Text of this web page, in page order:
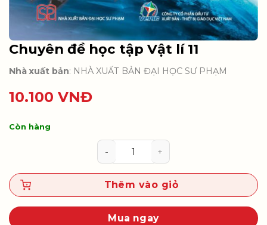
Chuyên đề học tập Vật lí 11
Nhà xuất bản: NHÀ XUẤT BẢN ĐẠI HỌC SƯ PHẠM
10.100 VNĐ
Còn hàng
Chuyên đề học tập Vật lí 11 số
Thêm vào giỏ
Mua ngay